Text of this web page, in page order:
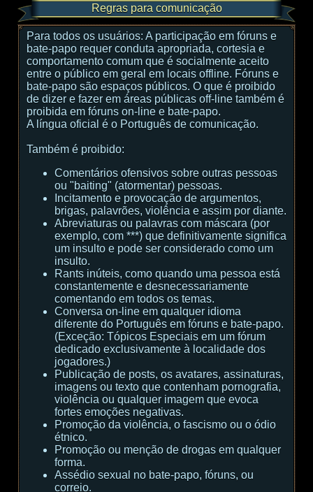
Regras para comunicação
Para todos os usuários: A participação em fóruns e
bate-papo requer conduta apropriada, cortesia e
comportamento comum que é socialmente aceito
entre o público em geral em locais offline. Fóruns e
bate-papo são espaços públicos. O que é proibido
de dizer e fazer em áreas públicas off-line também é
proibida em fóruns on-line e bate-papo.
A língua oficial é o Português de comunicação.
Também é proibido:
Comentários ofensivos sobre outras pessoas
ou "baiting" (atormentar) pessoas.
Incitamento e provocação de argumentos,
brigas, palavrões, violência e assim por diante.
Abreviaturas ou palavras com máscara (por
exemplo, com ***) que definitivamente significa
um insulto e pode ser considerado como um
insulto.
Rants inúteis, como quando uma pessoa está
constantemente e desnecessariamente
comentando em todos os temas.
Conversa on-line em qualquer idioma
diferente do Português em fóruns e bate-papo.
(Exceção: Tópicos Especiais em um fórum
dedicado exclusivamente à localidade dos
jogadores.)
Publicação de posts, os avatares, assinaturas,
imagens ou texto que contenham pornografia,
violência ou qualquer imagem que evoca
fortes emoções negativas.
Promoção da violência, o fascismo ou o ódio
étnico.
Promoção ou menção de drogas em qualquer
forma.
Assédio sexual no bate-papo, fóruns, ou
correio.